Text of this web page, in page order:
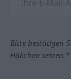
Bitte bestätigen
Häkchen setzen.*